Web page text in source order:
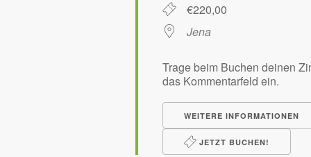
€220,00
Jena
Trage beim Buchen deinen
das Kommentarfeld ein.
WEITERE INFORMATIONEN
JETZT BUCHEN!